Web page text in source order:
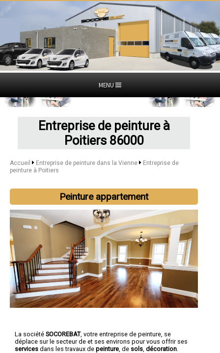
MENU
Entreprise de peinture à
Poitiers 86000
Accueil Entreprise de peinture dans la Vienne
Entreprise de
peinture à Poitiers
Peinture appartement
La société SOCOREBAT, votre entreprise de peinture, se
déplace sur le secteur de et ses environs pour vous offrir ses
services dans les travaux de peinture , de sols décoration